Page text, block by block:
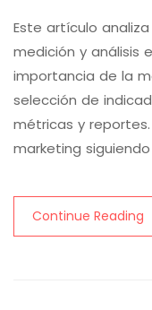
Este artículo
medición y análisis
importancia de la
selección de
métricas y
marketing
Continue Reading